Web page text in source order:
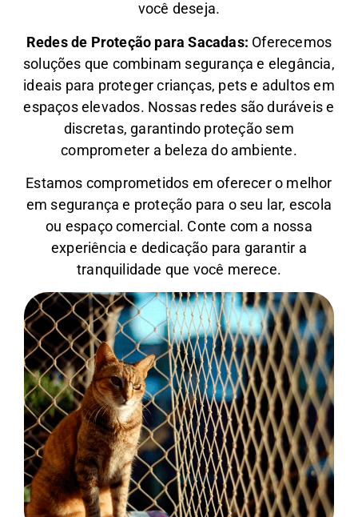
você deseja.
Redes de Proteção para Sacadas: Oferecemos
soluções que combinam segurança e elegância,
ideais para proteger crianças, pets e adultos em
espaços elevados. Nossas redes são duráveis e
discretas, garantindo proteção sem
comprometer a beleza do ambiente.
Estamos comprometidos em oferecer o melhor
em segurança e proteção para o seu lar, escola
ou espaço comercial. Conte com a nossa
experiência e dedicação para garantir a
tranquilidade que você merece.